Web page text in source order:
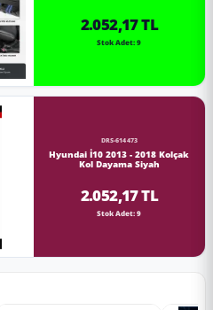
2.052,17 TL
Stok Adet: 9
DRS-614473
Hyundai İ10 2013 - 2018 Kolçak
Kol Dayama Siyah
2.052,17 TL
Stok Adet: 9